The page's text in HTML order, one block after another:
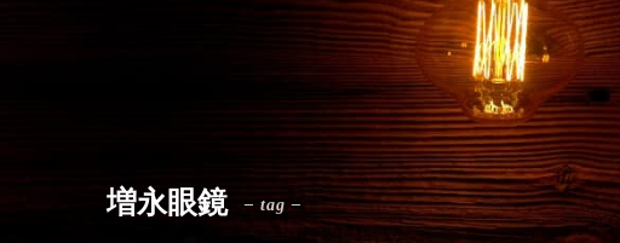
増永眼鏡 – tag –